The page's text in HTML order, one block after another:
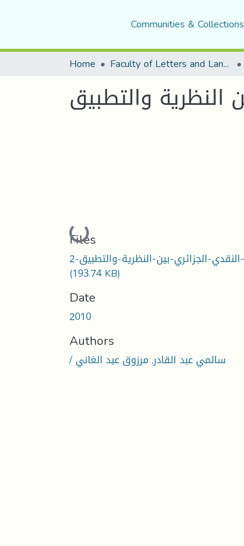
Communities & Collections
Home Faculty of Letters and Languages
Loading...
Files
(193.74 KB)
Date
2010
Authors
/ سالمي عبد القادر, مرزوق عبد الغاني